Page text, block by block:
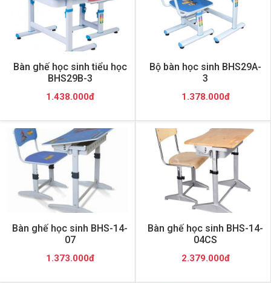
Bàn ghế học sinh tiểu học
BHS29B-3
1.438.000đ
Bộ bàn học sinh BHS29A-
3
1.378.000đ
Bàn ghế học sinh BHS-14-
07
1.373.000đ
Bàn ghế học sinh BHS-14-
04CS
2.379.000đ